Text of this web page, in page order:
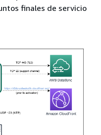
finales de servicio